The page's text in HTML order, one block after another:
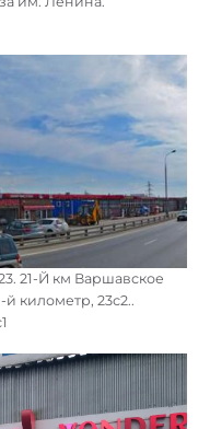
21-Й км Варшавское
километр, 23с2..